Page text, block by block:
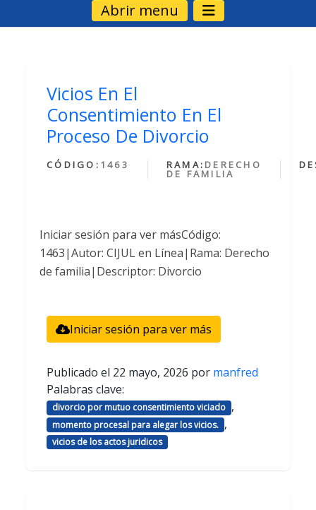
Abrir menu
Vicios En El
Consentimiento En El
Proceso De Divorcio
CÓDIGO: 1463 RAMA: DERECHO
DE FAMILIA
Iniciar sesión para ver másCódigo:
1463|Autor: CIJUL en Línea|Rama: Derecho
de familia|Descriptor: Divorcio
Iniciar sesión para ver más
Publicado el 22 mayo, 2026 por manfred
Palabras clave:
divorcio por mutuo consentimiento viciado ,
momento procesal para alegar los vicios. ,
vicios de los actos juridicos